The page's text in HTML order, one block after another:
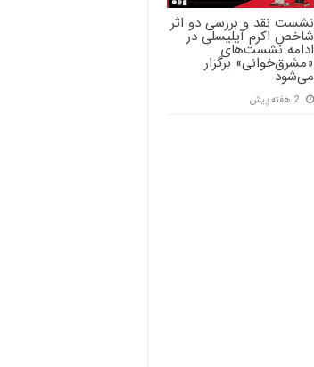
نشست نقد و بررسی دو اثر
شاخص اکرم آیلیسلی در
ادامه نشست‌های
«مشرق‌خوانی» برگزار
می‌شود
2 هفته پیش